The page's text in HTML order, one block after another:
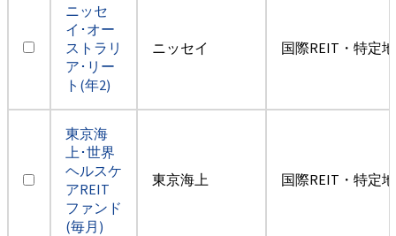
ニッセ
イ･オー
ストラリ
ア･リー
ト(年2)
ニッセイ 国際REIT・特定
東京海
上･世界
ヘルスケ
アREIT
ファンド
(毎月)
東京海上 国際REIT・特定